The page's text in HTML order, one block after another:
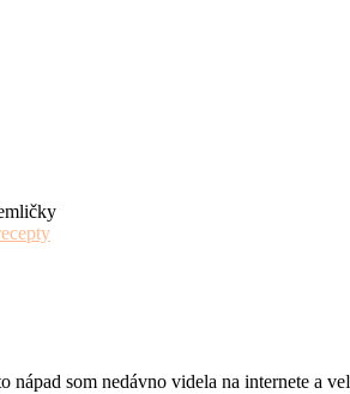
nápad som nedávno videla na internete a